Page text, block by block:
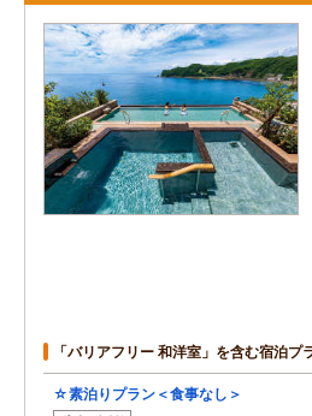
「バリアフリー 和洋室」を含む宿泊プ
☆素泊りプラン＜食事なし＞